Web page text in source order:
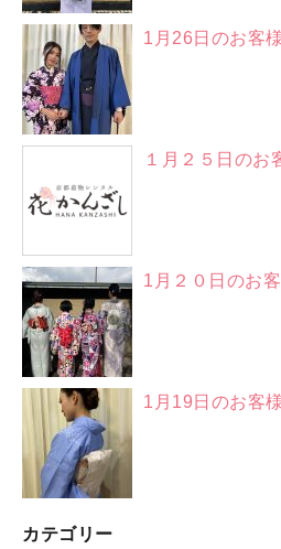
1月26日のお客様
１月２５日のお
1月２０日のお
1月19日のお客様
カテゴリー